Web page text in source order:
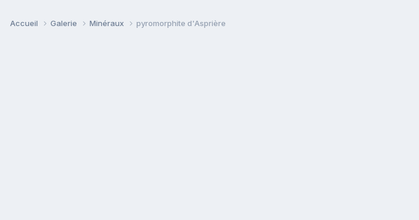
Accueil Galerie Minéraux pyromorphite d'Asprière